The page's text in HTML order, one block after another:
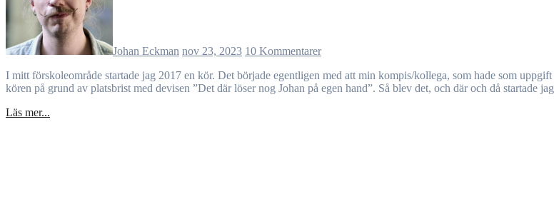
Johan Eckman nov 23, 2023 10 Kommentarer
I mitt förskoleområde startade jag 2017 en kör. Det började egentligen med att min kompis/kollega, som hade som uppgift att fördela platserna till Malmö Stads stora förskolekör, exkluderade min förskola från
kören på grund av platsbrist med devisen ”Det där löser nog Johan på egen hand”. Så blev det, och där och då startade jag
Läs mer...